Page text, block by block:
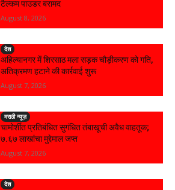
टैल्कम पाउडर बरामद
August 8, 2026
देश
अहिल्यानगर में शिरसाठ मला सड़क चौड़ीकरण को गति,
अतिक्रमण हटाने की कार्रवाई शुरू
August 7, 2026
मराठी न्यूज़
चामोर्शीत प्रतिबंधित सुगंधित तंबाखूची अवैध वाहतूक;
₹७.६७ लाखांचा मुद्देमाल जप्त
August 7, 2026
देश